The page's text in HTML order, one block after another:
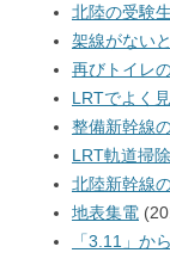
北陸の受験
架線がない
再びトイレ
LRTでよく
整備新幹線
LRT軌道掃
北陸新幹線
地表集電
「3.11」か